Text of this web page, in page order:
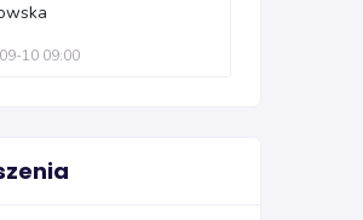
10 09:00